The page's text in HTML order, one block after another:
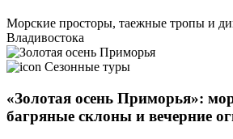
Морские просторы, таежные тропы и
Владивостока
Сезонные туры
«Золотая осень Приморья»:
багряные склоны и вечерние